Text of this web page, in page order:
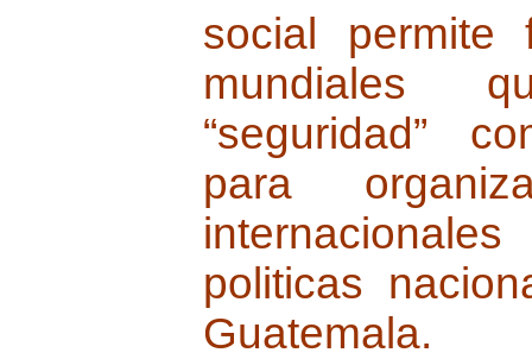
social permite
mundiales
“seguridad”
para
politicas
Guatemala.